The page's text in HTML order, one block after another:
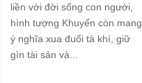
liền với đời sống con người,
hình tượng Khuyển còn mang
ý nghĩa xua đuổi tà khí, giữ
gìn tài sản và...